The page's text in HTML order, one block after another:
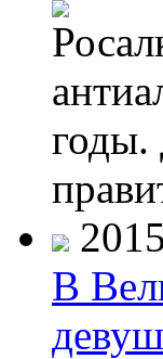
годы.
В